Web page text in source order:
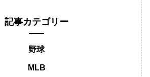
記事カテゴリー
野球
MLB